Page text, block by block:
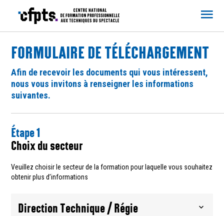
FORMULAIRE DE TÉLÉCHARGEMENT
Afin de recevoir les documents qui vous intéressent,
nous vous invitons à renseigner les informations
suivantes.
Étape 1
Choix du secteur
Veuillez choisir le secteur de la formation pour laquelle vous souhaitez
obtenir plus d’informations
Direction Technique / Régie